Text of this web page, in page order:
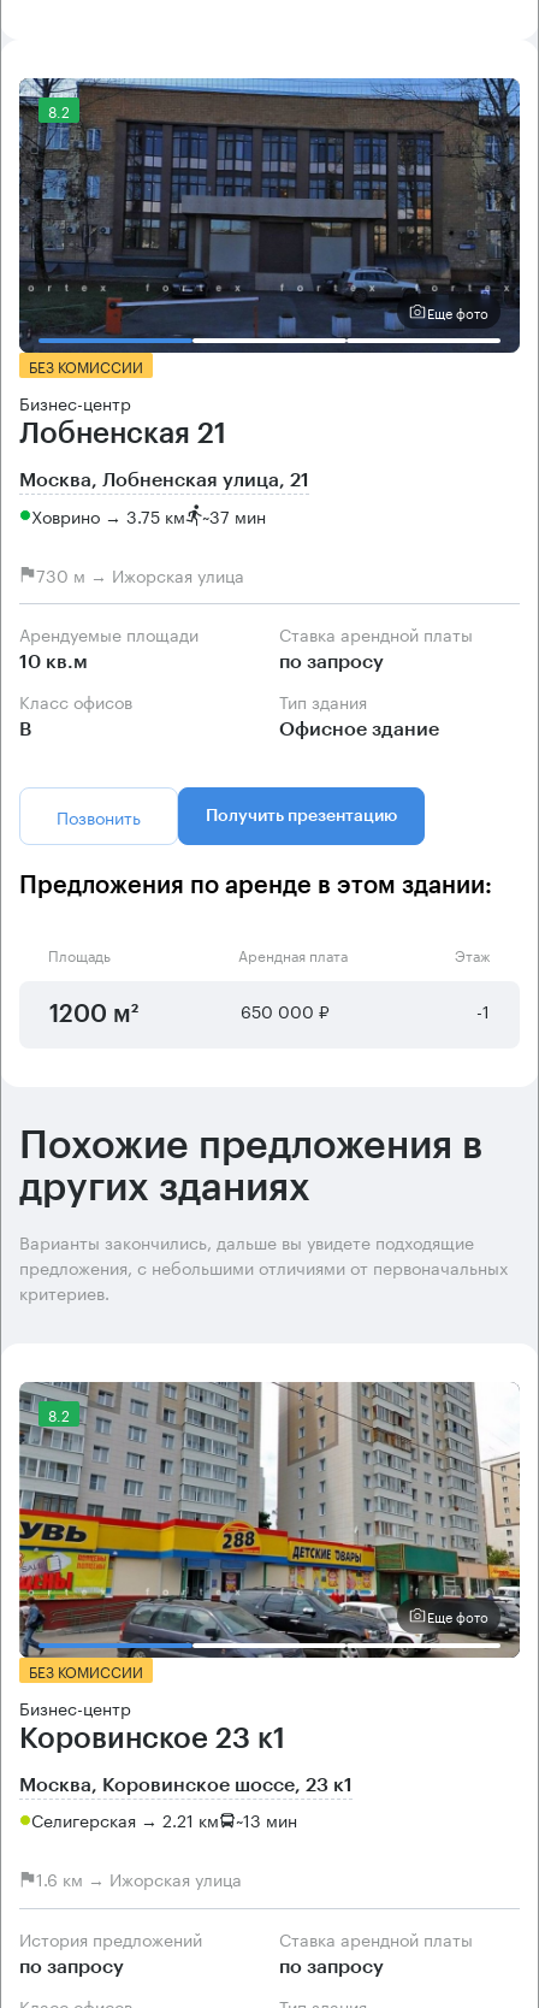
8.2
Еще фото
БЕЗ КОМИССИИ
Бизнес-центр
Лобненская 21
Москва, Лобненская улица, 21
Ховрино → 3.75 км ~37 мин
730 м → Ижорская улица
Арендуемые площади
10 кв.м
Ставка арендной платы
по запросу
Класс офисов
B
Тип здания
Офисное здание
Позвонить Получить презентацию
Предложения по аренде в этом здании:
Площадь Арендная плата Этаж
1200 м² 650 000 ₽ -1
Похожие предложения в
других зданиях
Варианты закончились, дальше вы увидете подходящие
предложения, с небольшими отличиями от первоначальных
критериев.
8.2
Еще фото
БЕЗ КОМИССИИ
Бизнес-центр
Коровинское 23 к1
Москва, Коровинское шоссе, 23 к1
Селигерская → 2.21 км ~13 мин
1.6 км → Ижорская улица
История предложений
по запросу
Ставка арендной платы
по запросу